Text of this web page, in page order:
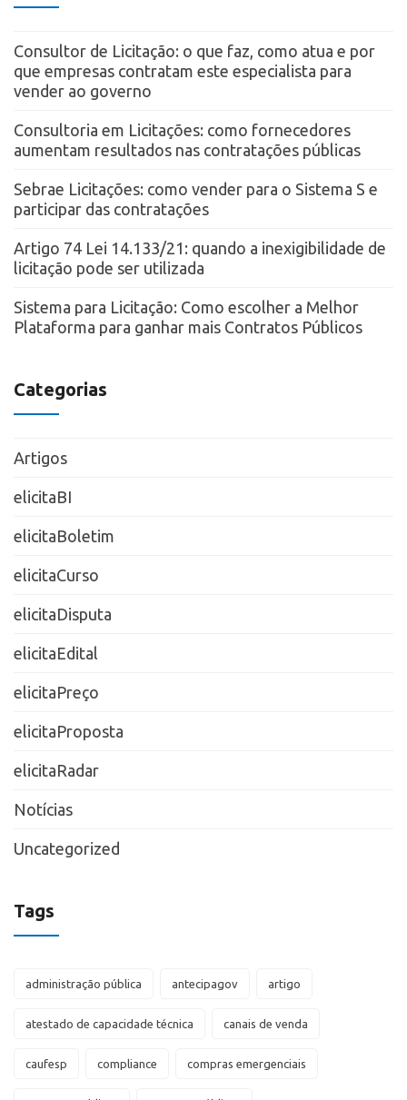
Consultor de Licitação: o que faz, como atua e por
que empresas contratam este especialista para
vender ao governo
Consultoria em Licitações: como fornecedores
aumentam resultados nas contratações públicas
Sebrae Licitações: como vender para o Sistema S e
participar das contratações
Artigo 74 Lei 14.133/21: quando a inexigibilidade de
licitação pode ser utilizada
Sistema para Licitação: Como escolher a Melhor
Plataforma para ganhar mais Contratos Públicos
Categorias
Artigos
elicitaBI
elicitaBoletim
elicitaCurso
elicitaDisputa
elicitaEdital
elicitaPreço
elicitaProposta
elicitaRadar
Notícias
Uncategorized
Tags
administração pública antecipagov artigo
atestado de capacidade técnica canais de venda
caufesp compliance compras emergenciais